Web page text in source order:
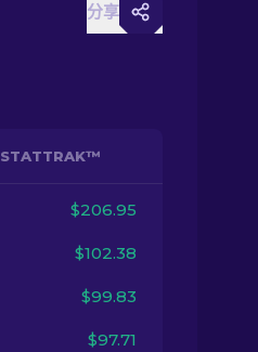
分享
STATTRAK™
$206.95
$102.38
$99.83
$97.71